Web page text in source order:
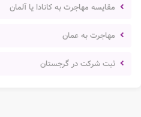
مقایسه مهاجرت به کانادا یا آلمان
مهاجرت به عمان
ثبت شرکت در گرجستان